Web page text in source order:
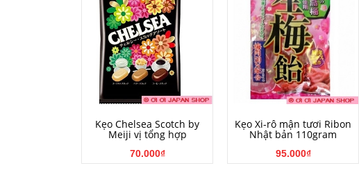
MUA HÀNG
Kẹo Chelsea Scotch by
Meiji vị tổng hợp
70.000₫
MUA HÀNG
Kẹo Xi-rô mận tươi Ribon
Nhật bản 110gram
95.000₫